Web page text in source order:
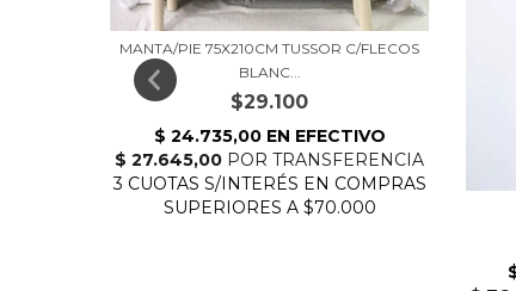
MANTA/PIE 75X210CM TUSSOR C/FLECOS
BLANC...
$29.100